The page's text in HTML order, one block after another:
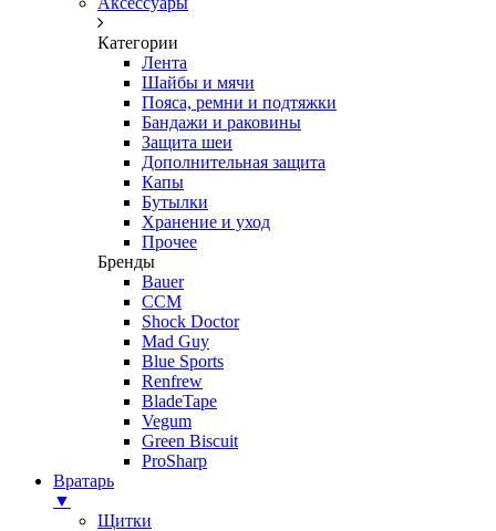
Категории
Лента
Шайбы и мячи
Пояса, ремни и подтяжки
Бандажи и раковины
Защита шеи
Дополнительная защита
Капы
Бутылки
Хранение и уход
Прочее
Бренды
Bauer
CCM
Shock Doctor
Mad Guy
Blue Sports
Renfrew
BladeTape
Vegum
Green Biscuit
ProSharp
Вратарь
▼
Щитки